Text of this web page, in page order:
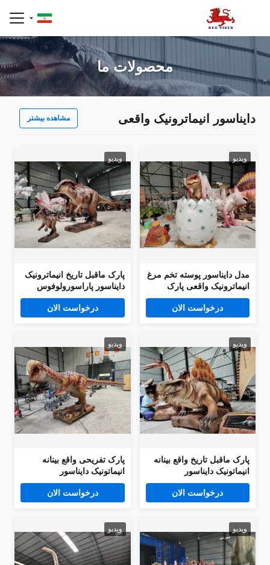
محصولات ما
دایناسور انیماترونیک واقعی مشاهده بیشتر
ویدیو
مدل دایناسور پوسته تخم مرغ
انیماترونیک واقعی پارک
دایناسور برای فروش
درخواست الان
ویدیو
پارک ماقبل تاریخ انیماترونیک
دایناسور پاراسورولوفوس
سایز واقعی مدل 4 متری
برای فروشدرخواست الان
ویدیو
پارک ماقبل تاریخ واقع بینانه
انیماتونیک دایناسور
دیمیترودون مدل 4 متری
درخواست الان
ویدیو
پارک تفریحی واقع بینانه
انیماتونیک دایناسور
پچیسیفالوسور مدل 6 متری
برای فروشدرخواست الان
ویدیو ویدیو